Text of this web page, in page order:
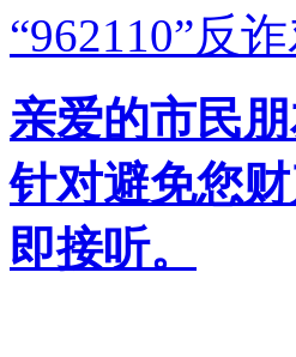
“962110”反
亲爱的市民
针对避免您
即接听。